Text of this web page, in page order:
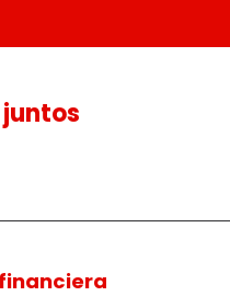
juntos
la comunidad